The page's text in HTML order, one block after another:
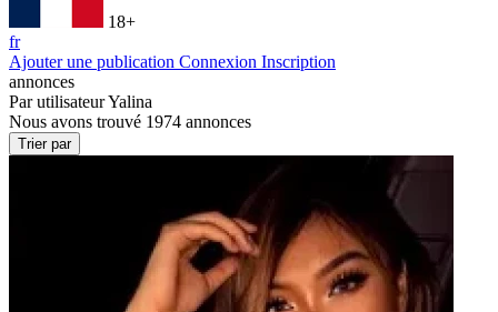
18+
fr
Ajouter une publication Connexion Inscription
annonces
Par utilisateurYalina
Nous avons trouvé 1974 annonces
Trier par